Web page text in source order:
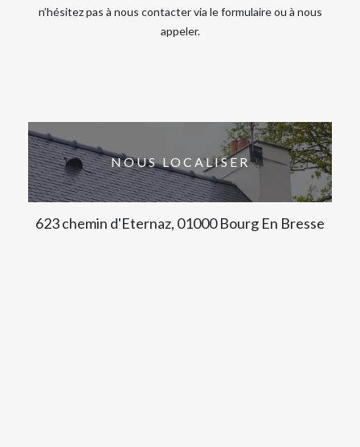
n’hésitez pas à nous contacter via le formulaire ou à nous
appeler.
NOUS LOCALISER
623 chemin d'Eternaz, 01000 Bourg En Bresse